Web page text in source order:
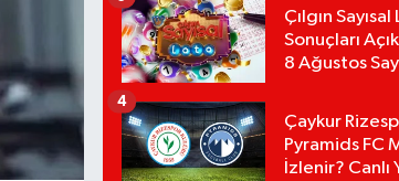
Çılgın
Sonuçları
8 Ağustos
Çaykur
Pyramids FC
İzlenir? Canlı
4